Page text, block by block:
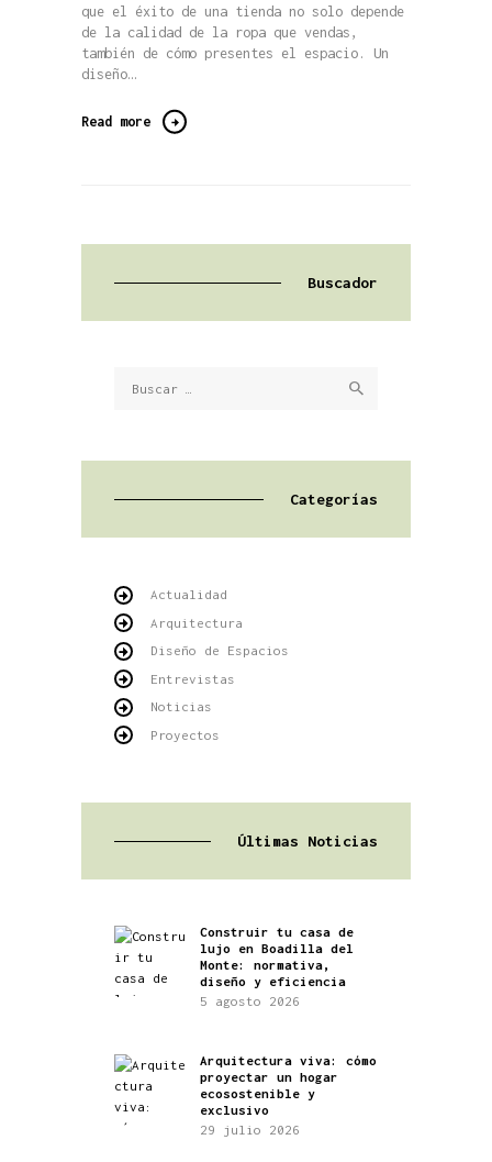
que el éxito de una tienda no solo depende
de la calidad de la ropa que vendas,
también de cómo presentes el espacio. Un
diseño…
Read more
Buscador
Categorías
Actualidad
Arquitectura
Diseño de Espacios
Entrevistas
Noticias
Proyectos
Últimas Noticias
Construir tu casa de
lujo en Boadilla del
Monte: normativa,
diseño y eficiencia
5 agosto 2026
Arquitectura viva: cómo
proyectar un hogar
ecosostenible y
exclusivo
29 julio 2026